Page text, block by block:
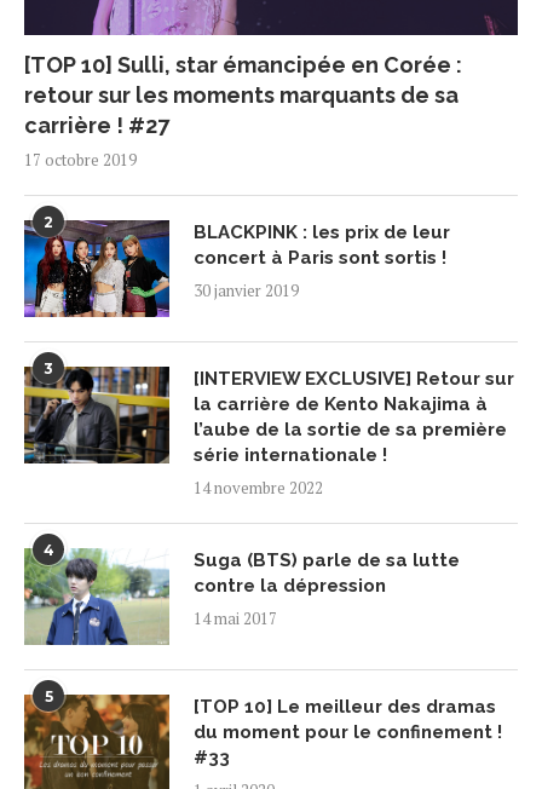
[TOP 10] Sulli, star émancipée en Corée :
retour sur les moments marquants de sa
carrière ! #27
17 octobre 2019
2
BLACKPINK : les prix de leur
concert à Paris sont sortis !
30 janvier 2019
3
[INTERVIEW EXCLUSIVE] Retour sur
la carrière de Kento Nakajima à
l’aube de la sortie de sa première
série internationale !
14 novembre 2022
4
Suga (BTS) parle de sa lutte
contre la dépression
14 mai 2017
5
[TOP 10] Le meilleur des dramas
du moment pour le confinement !
#33